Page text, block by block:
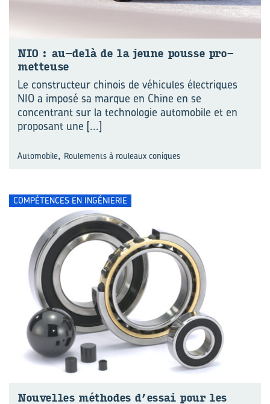
NIO : au-​delà de la jeune pousse pro­
met­teuse
Le constructeur chinois de véhicules électriques
NIO a imposé sa marque en Chine en se
concentrant sur la technologie automobile et en
proposant une [...]
Automobile, Roulements à rouleaux coniques
COMPÉTENCES EN INGÉNIERIE
Nou­velles mé­thodes d’essai pour les